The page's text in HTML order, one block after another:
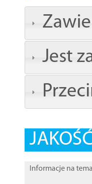
Jest
Informacje na